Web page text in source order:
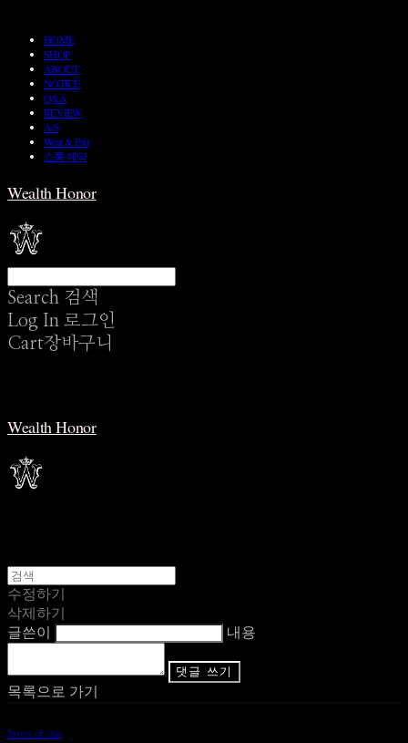
HOME
SHOP
ABOUT
NOTICE
Q&A
REVIEW
A/S
Wear & Pair
쇼룸 예약
Wealth Honor
Search 검색
Log In 로그인
Cart장바구니
Wealth Honor
수정하기
삭제하기
글쓴이
내용
댓글 쓰기
목록으로 가기
Terms of Use